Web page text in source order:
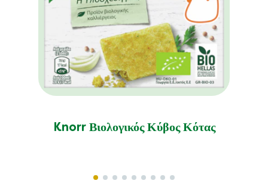
Knorr Βιολογικός Κύβος Κότας